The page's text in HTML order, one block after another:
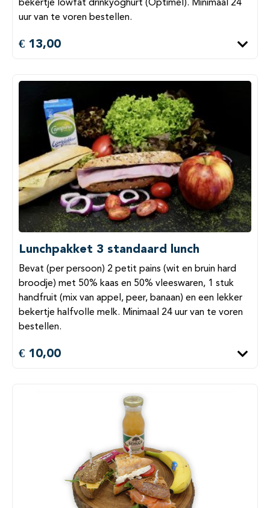
bekertje lowfat drinkyoghurt (Optimel). Minimaal 24
uur van te voren bestellen.
€ 13,00
Lunchpakket 3 standaard lunch
Bevat (per persoon) 2 petit pains (wit en bruin hard
broodje) met 50% kaas en 50% vleeswaren, 1 stuk
handfruit (mix van appel, peer, banaan) en een lekker
bekertje halfvolle melk. Minimaal 24 uur van te voren
bestellen.
€ 10,00